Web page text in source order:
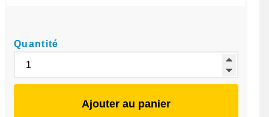
Quantité
Ajouter au panier